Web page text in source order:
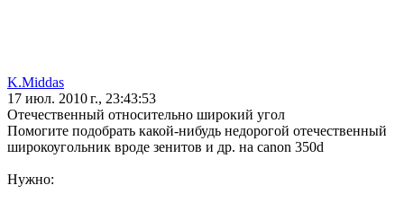
K.Middas
17 июл. 2010 г., 23:43:53
Отечественный относительно широкий угол
Помогите подобрать какой-нибудь недорогой отечественный
широкоугольник вроде зенитов и др. на canon 350d
Нужно: